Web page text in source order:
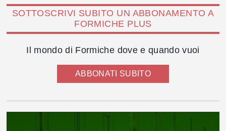
SOTTOSCRIVI SUBITO UN ABBONAMENTO A
FORMICHE PLUS
Il mondo di Formiche dove e quando vuoi
ABBONATI SUBITO